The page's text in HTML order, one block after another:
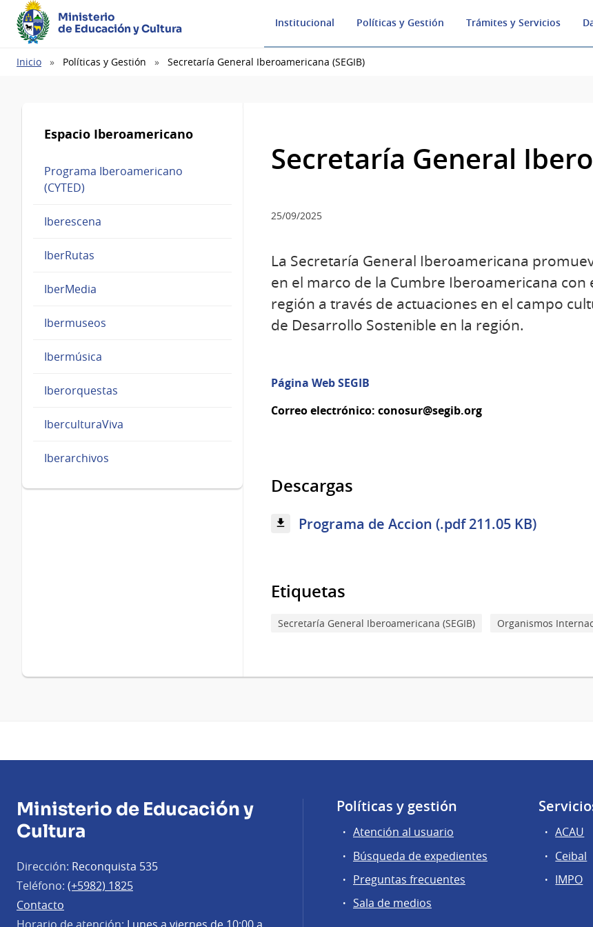
Ministerio
de Educación y Cultura
Institucional Políticas y Gestión Trámites y Servicios
Ruta
Inicio Políticas y Gestión Secretaría General Iberoamericana (SEGIB)
Espacio Iberoamericano
Programa Iberoamericano
(CYTED)
Iberescena
IberRutas
IberMedia
Ibermuseos
Ibermúsica
Iberorquestas
IberculturaViva
Iberarchivos
Secretaría General
25/09/2025
La Secretaría General Iberoamericana
en el marco de la Cumbre Iberoamericana
región a través de actuaciones en el campo
de Desarrollo Sostenible en la región.
Página Web SEGIB
Correo electrónico: conosur@segib.org
Descargas
Programa de Accion (.pdf 211.05 KB)
Etiquetas
Secretaría General Iberoamericana (SEGIB) Organismos
Ministerio de Educación y
Cultura
Dirección: Reconquista 535
Teléfono: (+5982) 1825
Contacto
Políticas y gestión
Atención al usuario
Búsqueda de expedientes
Preguntas frecuentes
Sala de medios
ACAU
Ceibal
IMPO